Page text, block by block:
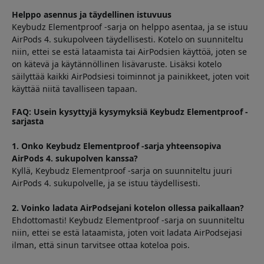
Helppo asennus ja täydellinen istuvuus
Keybudz Elementproof -sarja on helppo asentaa, ja se istuu
AirPods 4. sukupolveen täydellisesti. Kotelo on suunniteltu
niin, ettei se estä lataamista tai AirPodsien käyttöä, joten se
on kätevä ja käytännöllinen lisävaruste. Lisäksi kotelo
säilyttää kaikki AirPodsiesi toiminnot ja painikkeet, joten voit
käyttää niitä tavalliseen tapaan.
FAQ: Usein kysyttyjä kysymyksiä Keybudz Elementproof -
sarjasta
1. Onko Keybudz Elementproof -sarja yhteensopiva
AirPods 4. sukupolven kanssa?
Kyllä, Keybudz Elementproof -sarja on suunniteltu juuri
AirPods 4. sukupolvelle, ja se istuu täydellisesti.
2. Voinko ladata AirPodsejani kotelon ollessa paikallaan?
Ehdottomasti! Keybudz Elementproof -sarja on suunniteltu
niin, ettei se estä lataamista, joten voit ladata AirPodsejasi
ilman, että sinun tarvitsee ottaa koteloa pois.